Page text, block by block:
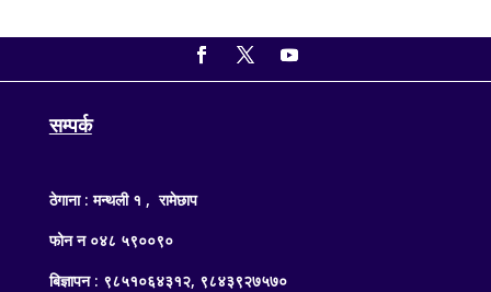
सम्पर्क
ठेगाना : मन्थली १ , रामेछाप
फोन न ०४८ ५९००९०
बिज्ञापन : ९८५१०६४३१२, ९८४३९२७५७०